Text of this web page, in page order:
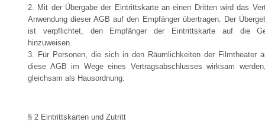
2. Mit der Übergabe der Eintrittskarte an einen Dritten wird das
Anwendung dieser AGB auf den Empfänger übertragen. Der
ist verpflichtet, den Empfänger der Eintrittskarte auf die
hinzuweisen.
3. Für Personen, die sich in den Räumlichkeiten der Filmtheater
diese AGB im Wege eines Vertragsabschlusses wirksam
gleichsam als Hausordnung.
§ 2 Eintrittskarten und Zutritt